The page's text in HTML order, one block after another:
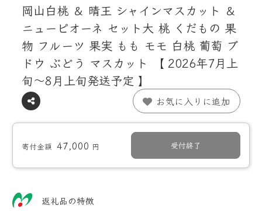
岡山白桃 ＆ 晴王 シャインマスカット ＆
ニューピオーネ セット大 桃 くだもの 果
物 フルーツ 果実 もも モモ 白桃 葡萄 ブ
ドウ ぶどう マスカット 【 2026年7月上
旬～8月上旬発送予定 】
お気に入りに追加
寄付金額 47,000 円 受付終了
返礼品の特徴